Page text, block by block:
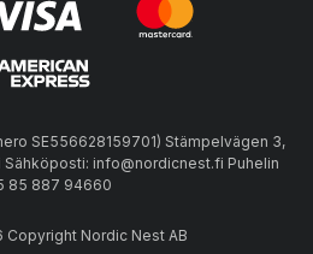
SE556628159701) Stämpelvägen 3,
Sähköposti: info@nordicnest.fi Puhelin
85 887 94660
Nordic Nest AB